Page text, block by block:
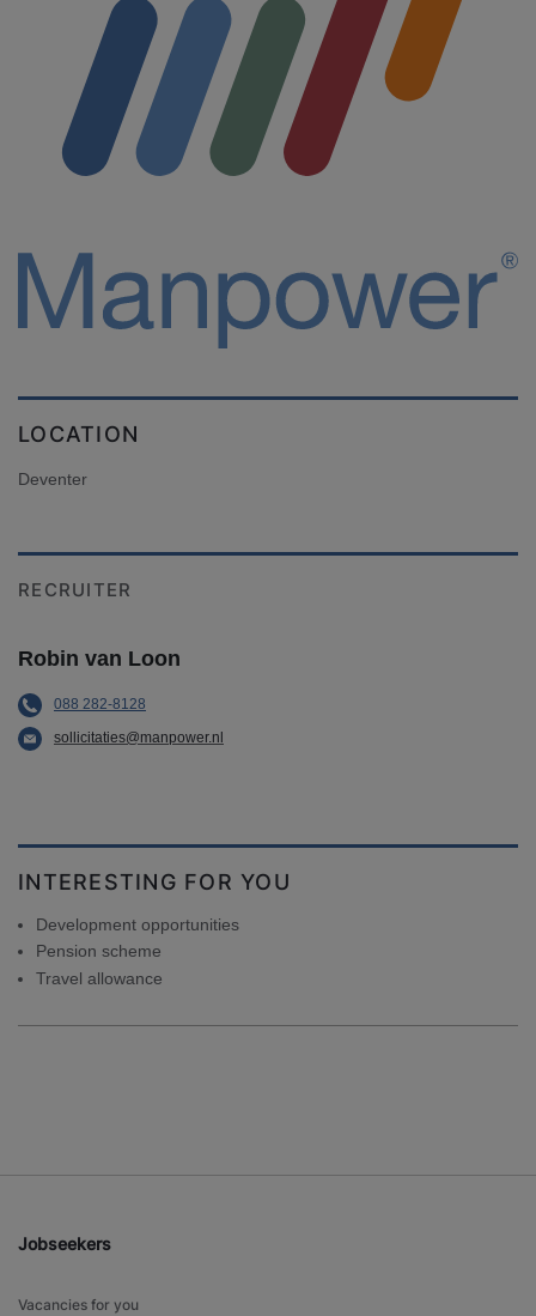
LOCATION
Deventer
RECRUITER
Robin van Loon
088 282-8128
sollicitaties@manpower.nl
INTERESTING FOR YOU
Development opportunities
Pension scheme
Travel allowance
Jobseekers
Vacancies for you